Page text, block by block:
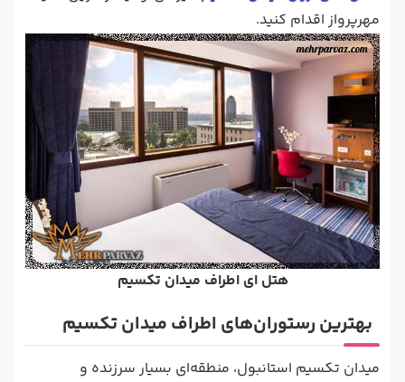
مهرپرواز اقدام کنید.
هتل ای اطراف میدان تکسیم
بهترین رستوران‌های اطراف میدان تکسیم
میدان تکسیم استانبول، منطقه‌ای بسیار سرزنده و